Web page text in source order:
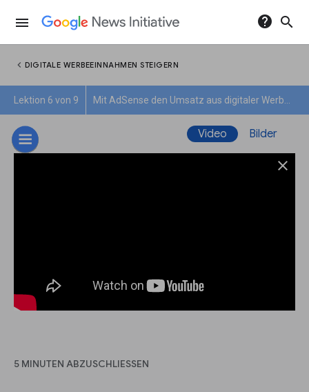
menu help search
chevron_left DIGITALE WERBEEINNAHMEN STEIGERN
Lektion 6 von 9
Video Bilder
close
5 MINUTEN ABZUSCHLIESSEN